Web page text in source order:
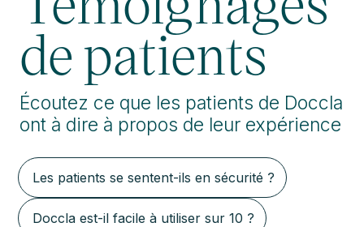
de patients
Écoutez ce que les patients de Doccla
ont à dire à propos de leur expérience
Les patients se sentent-ils en sécurité ?
Doccla est-il facile à utiliser sur 10 ?